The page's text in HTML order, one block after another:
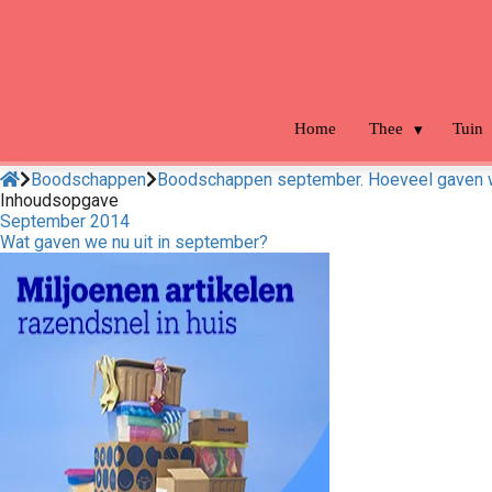
Home Thee Tuin
Boodschappen Boodschappen september. Hoeveel gaven
Inhoudsopgave
September 2014
Wat gaven we nu uit in september?
gebruikt
bezoekers te
op de
Hierdoor
website-
relevante
tonen
op het
van deze